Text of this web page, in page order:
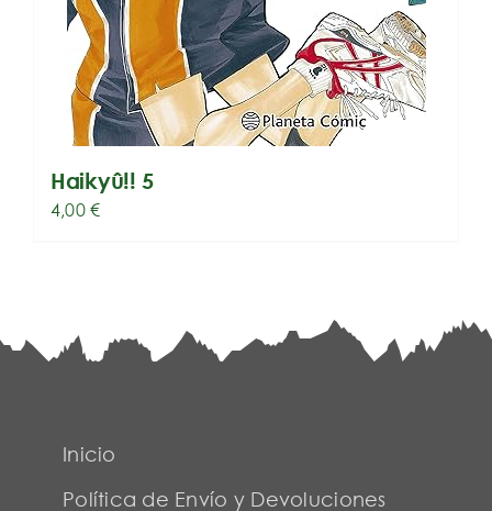
Haikyû!! 5
4,00€
Inicio
Política de Envío y Devoluciones